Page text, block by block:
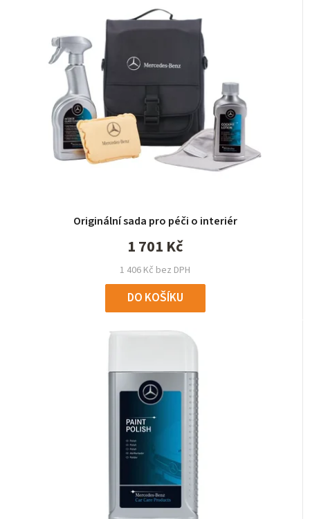
Originální sada pro péči o interiér
1 406 Kč bez DPH
1 701 Kč
DO KOŠÍKU